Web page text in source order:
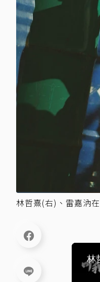
林哲熹(右)、雷嘉汭